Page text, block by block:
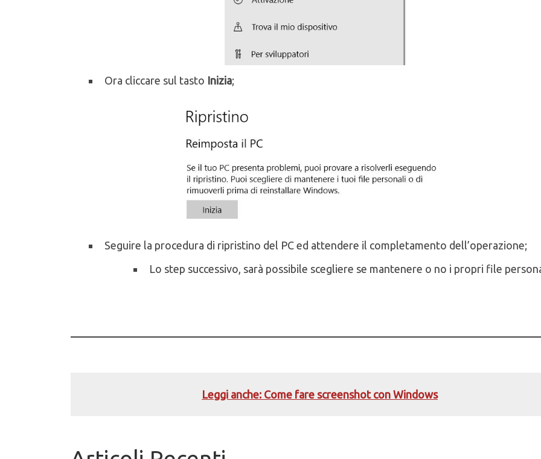
Ora cliccare sul tasto Inizia;
Seguire la procedura di ripristino del PC ed attendere il completamento dell’operazione;
Lo step successivo, sarà possibile scegliere se mantenere o no i propri file
Leggi anche: Come fare screenshot con Windows